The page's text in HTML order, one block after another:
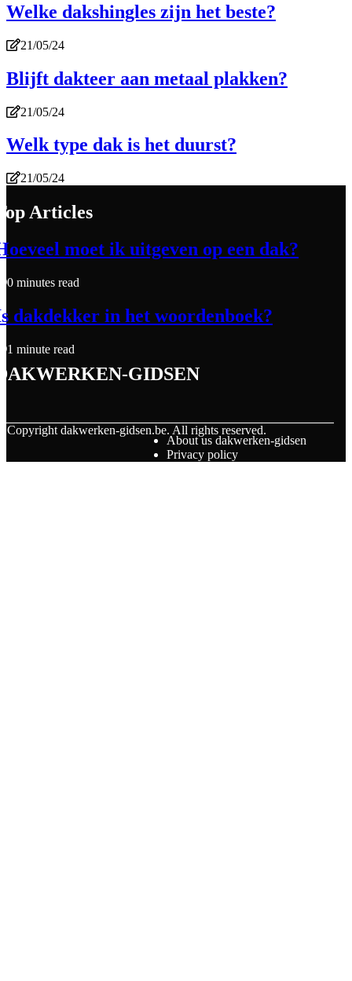
Welke dakshingles zijn het beste?
21/05/24
Blijft dakteer aan metaal plakken?
21/05/24
Welk type dak is het duurst?
21/05/24
Articles
moet ik uitgeven op een dak?
0 minutes read
dakdekker in het woordenboek?
1 minute read
gidsen
Copyright dakwerken-gidsen.be. All rights reserved.
About us dakwerken-gidsen
Privacy policy